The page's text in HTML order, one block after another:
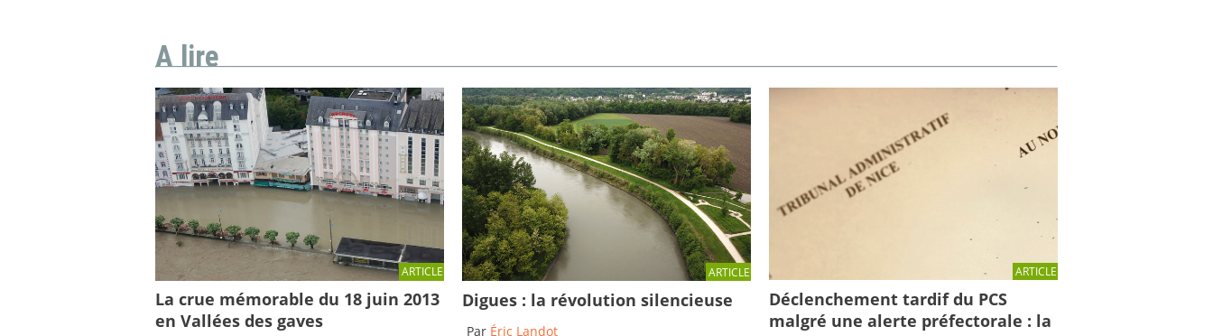
A lire
ARTICLE
La crue mémorable du 18 juin 2013
en Vallées des gaves
ARTICLE
Digues : la révolution silencieuse
Par Éric Landot
ARTICLE
Déclenchement tardif du PCS
malgré une alerte préfectorale : la